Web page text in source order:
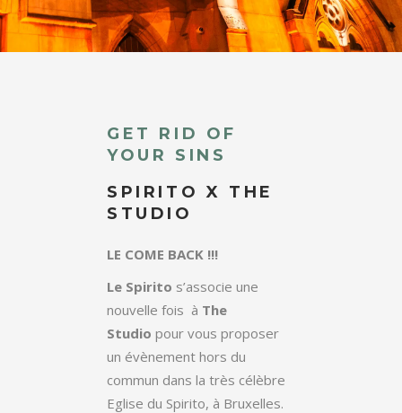
GET RID OF
YOUR SINS
SPIRITO X THE
STUDIO
LE COME BACK !!!
Le Spirito s’associe une
nouvelle fois à The
Studio pour vous proposer
un évènement hors du
commun dans la très célèbre
Eglise du Spirito, à Bruxelles.